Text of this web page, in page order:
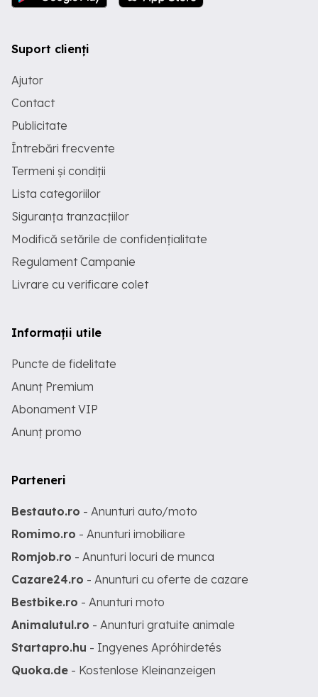
Suport clienți
Ajutor
Contact
Publicitate
Întrebări frecvente
Termeni și condiții
Lista categoriilor
Siguranța tranzacțiilor
Modifică setările de confidențialitate
Regulament Campanie
Livrare cu verificare colet
Informații utile
Puncte de fidelitate
Anunț Premium
Abonament VIP
Anunț promo
Parteneri
Bestauto.ro - Anunturi auto/moto
Romimo.ro - Anunturi imobiliare
Romjob.ro - Anunturi locuri de munca
Cazare24.ro - Anunturi cu oferte de cazare
Bestbike.ro - Anunturi moto
Animalutul.ro - Anunturi gratuite animale
Startapro.hu - Ingyenes Apróhirdetés
Quoka.de - Kostenlose Kleinanzeigen